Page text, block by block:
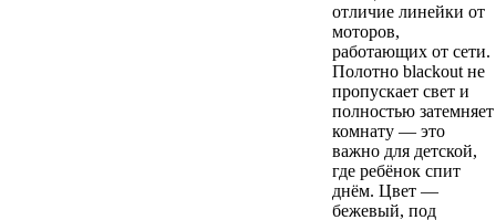
отличие линейки от
моторов,
работающих от сети.
Полотно blackout не
пропускает свет и
полностью затемняет
комнату — это
важно для детской,
где ребёнок спит
днём. Цвет —
бежевый, под